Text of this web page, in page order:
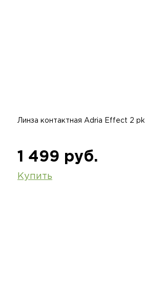
Линза контактная Adria Effect 2 pk
1 499 руб.
Купить